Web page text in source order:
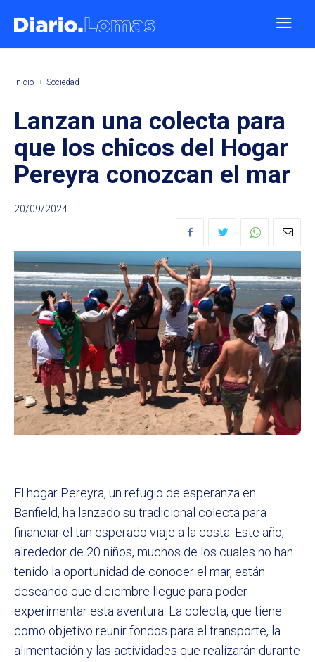
Inicio Sociedad
Lanzan una colecta para
que los chicos del Hogar
Pereyra conozcan el mar
20/09/2024
El hogar Pereyra, un refugio de esperanza en
Banfield, ha lanzado su tradicional colecta para
financiar el tan esperado viaje a la costa. Este año,
alrededor de 20 niños, muchos de los cuales no han
tenido la oportunidad de conocer el mar, están
deseando que diciembre llegue para poder
experimentar esta aventura. La colecta, que tiene
como objetivo reunir fondos para el transporte, la
alimentación y las actividades que realizarán durante